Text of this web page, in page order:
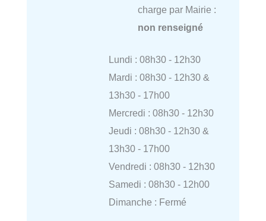
charge par Mairie :
non renseigné
Lundi : 08h30 - 12h30
Mardi : 08h30 - 12h30 &
13h30 - 17h00
Mercredi : 08h30 - 12h30
Jeudi : 08h30 - 12h30 &
13h30 - 17h00
Vendredi : 08h30 - 12h30
Samedi : 08h30 - 12h00
Dimanche : Fermé